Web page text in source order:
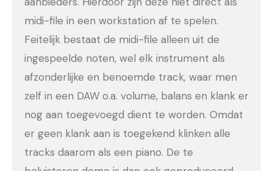
midi-file in een workstation af te spelen.
Feitelijk bestaat de midi-file alleen uit de
ingespeelde noten, wel elk instrument als
afzonderlijke en benoemde track, waar men
zelf in een DAW o.a. volume, balans en klank er
nog aan toegevoegd dient te worden. Omdat
er geen klank aan is toegekend klinken alle
tracks daarom als een piano. De te